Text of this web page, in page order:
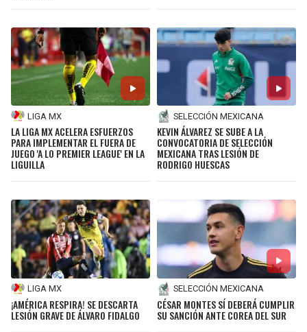
LIGA MX
LA LIGA MX ACELERA ESFUERZOS
PARA IMPLEMENTAR EL FUERA DE
JUEGO 'A LO PREMIER LEAGUE' EN LA
LIGUILLA
SELECCIÓN MEXICANA
KEVIN ÁLVAREZ SE SUBE A LA
CONVOCATORIA DE SELECCIÓN
MEXICANA TRAS LESIÓN DE
RODRIGO HUESCAS
LIGA MX
¡AMÉRICA RESPIRA! SE DESCARTA
LESIÓN GRAVE DE ÁLVARO FIDALGO
SELECCIÓN MEXICANA
CÉSAR MONTES SÍ DEBERÁ CUMPLIR
SU SANCIÓN ANTE COREA DEL SUR